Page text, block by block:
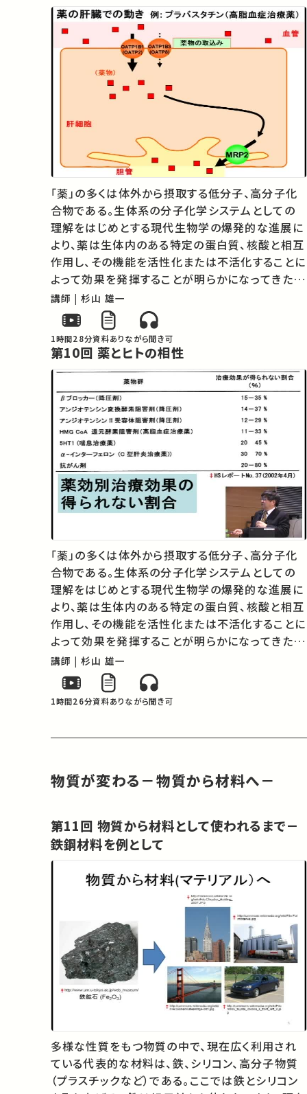
「薬」の多くは体外から摂取する低分子、高分子化
合物である。生体系の分子化学システムとしての
理解をはじめとする現代生物学の爆発的な進展に
より、薬は生体内のある特定の蛋白質、核酸と相互
作用し、その機能を活性化または不活化することに
よって効果を発揮することが明らかになってきた。
現代の創薬は、病気の鍵となる標的分子の発見、
作用する化合物の探索と創成、そして生体内にお
ける薬理効果の検証という科学的な方法…
講師 | 杉山 雄一
1時間28分資料ありながら聞き可
第10回 薬とヒトの相性
「薬」の多くは体外から摂取する低分子、高分子化
合物である。生体系の分子化学システムとしての
理解をはじめとする現代生物学の爆発的な進展に
より、薬は生体内のある特定の蛋白質、核酸と相互
作用し、その機能を活性化または不活化することに
よって効果を発揮することが明らかになってきた。
現代の創薬は、病気の鍵となる標的分子の発見、
作用する化合物の探索と創成、そして生体内にお
ける薬理効果の検証という科学的な方法…
講師 | 杉山 雄一
1時間26分資料ありながら聞き可
物質が変わる－物質から材料へ－
第11回 物質から材料として使われるまで－
鉄鋼材料を例として
多様な性質をもつ物質の中で、現在広く利用され
ている代表的な材料は、鉄、シリコン、高分子物質
（プラスチックなど）である。ここでは鉄とシリコン